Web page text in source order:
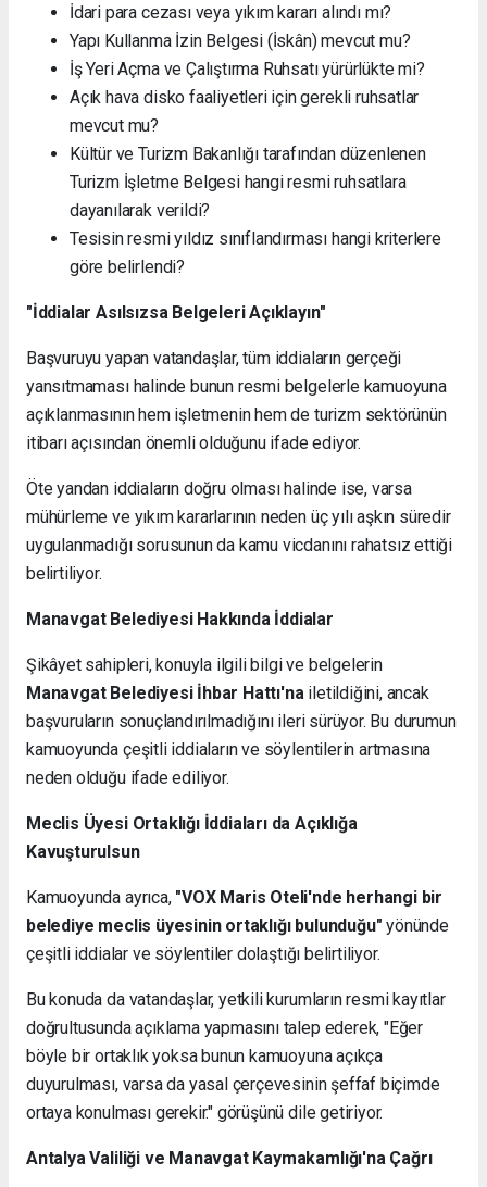
İdari para cezası veya yıkım kararı alındı mı?
Yapı Kullanma İzin Belgesi (İskân) mevcut mu?
İş Yeri Açma ve Çalıştırma Ruhsatı yürürlükte mi?
Açık hava disko faaliyetleri için gerekli ruhsatlar
mevcut mu?
Kültür ve Turizm Bakanlığı tarafından düzenlenen
Turizm İşletme Belgesi hangi resmi ruhsatlara
dayanılarak verildi?
Tesisin resmi yıldız sınıflandırması hangi kriterlere
göre belirlendi?
"İddialar Asılsızsa Belgeleri Açıklayın"
Başvuruyu yapan vatandaşlar, tüm iddiaların gerçeği
yansıtmaması halinde bunun resmi belgelerle kamuoyuna
açıklanmasının hem işletmenin hem de turizm sektörünün
itibarı açısından önemli olduğunu ifade ediyor.
Öte yandan iddiaların doğru olması halinde ise, varsa
mühürleme ve yıkım kararlarının neden üç yılı aşkın süredir
uygulanmadığı sorusunun da kamu vicdanını rahatsız ettiği
belirtiliyor.
Manavgat Belediyesi Hakkında İddialar
Şikâyet sahipleri, konuyla ilgili bilgi ve belgelerin
Manavgat Belediyesi İhbar Hattı'na iletildiğini, ancak
başvuruların sonuçlandırılmadığını ileri sürüyor. Bu durumun
kamuoyunda çeşitli iddiaların ve söylentilerin artmasına
neden olduğu ifade ediliyor.
Meclis Üyesi Ortaklığı İddiaları da Açıklığa
Kavuşturulsun
Kamuoyunda ayrıca, "VOX Maris Oteli'nde herhangi bir
belediye meclis üyesinin ortaklığı bulunduğu" yönünde
çeşitli iddialar ve söylentiler dolaştığı belirtiliyor.
Bu konuda da vatandaşlar, yetkili kurumların resmi kayıtlar
doğrultusunda açıklama yapmasını talep ederek, "Eğer
böyle bir ortaklık yoksa bunun kamuoyuna açıkça
duyurulması, varsa da yasal çerçevesinin şeffaf biçimde
ortaya konulması gerekir." görüşünü dile getiriyor.
Antalya Valiliği ve Manavgat Kaymakamlığı'na Çağrı